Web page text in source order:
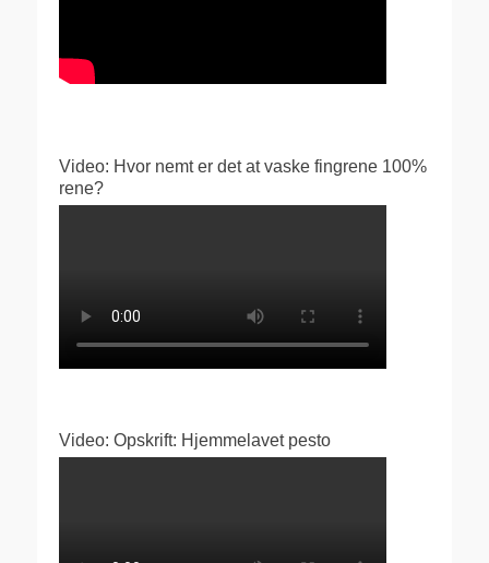
Video: Hvor nemt er det at vaske fingrene 100%
rene?
Video: Opskrift: Hjemmelavet pesto